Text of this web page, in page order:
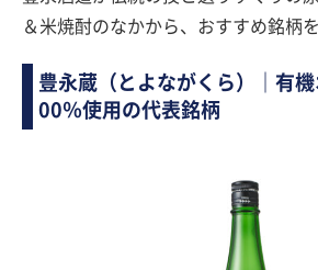
＆米焼酎のなかから、おすすめ銘柄
豊永蔵（とよながくら）｜有
00％使用の代表銘柄